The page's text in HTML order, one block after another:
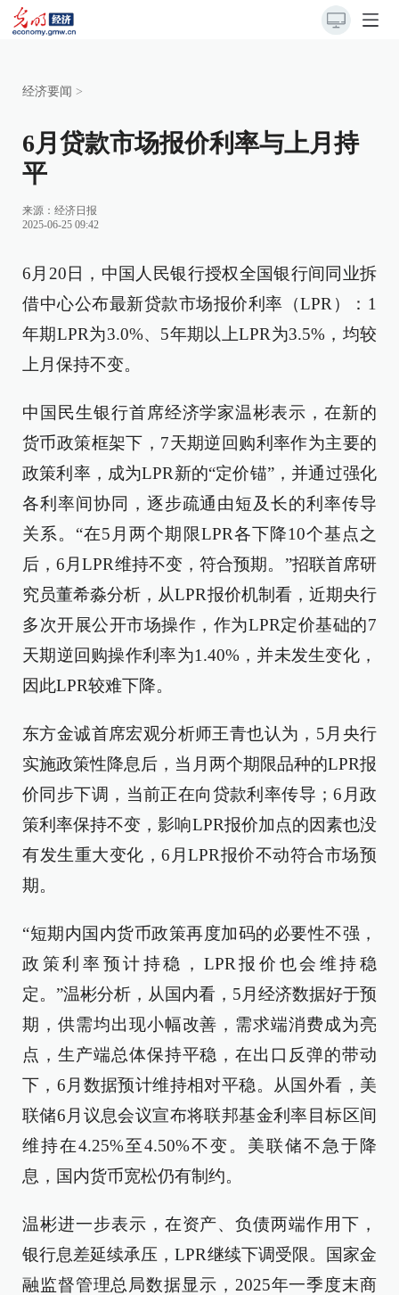
经济要闻 >
6月贷款市场报价利率与上月持
平
来源： 经济日报
2025-06-25 09:42
6月20日，中国人民银行授权全国银行间同业拆
借中心公布最新贷款市场报价利率（LPR）：1
年期LPR为3.0%、5年期以上LPR为3.5%，均较
上月保持不变。
中国民生银行首席经济学家温彬表示，在新的
货币政策框架下，7天期逆回购利率作为主要的
政策利率，成为LPR新的“定价锚”，并通过强化
各利率间协同，逐步疏通由短及长的利率传导
关系。“在5月两个期限LPR各下降10个基点之
后，6月LPR维持不变，符合预期。”招联首席研
究员董希淼分析，从LPR报价机制看，近期央行
多次开展公开市场操作，作为LPR定价基础的7
天期逆回购操作利率为1.40%，并未发生变化，
因此LPR较难下降。
东方金诚首席宏观分析师王青也认为，5月央行
实施政策性降息后，当月两个期限品种的LPR报
价同步下调，当前正在向贷款利率传导；6月政
策利率保持不变，影响LPR报价加点的因素也没
有发生重大变化，6月LPR报价不动符合市场预
期。
“短期内国内货币政策再度加码的必要性不强，
政策利率预计持稳，LPR报价也会维持稳
定。”温彬分析，从国内看，5月经济数据好于预
期，供需均出现小幅改善，需求端消费成为亮
点，生产端总体保持平稳，在出口反弹的带动
下，6月数据预计维持相对平稳。从国外看，美
联储6月议息会议宣布将联邦基金利率目标区间
维持在4.25%至4.50%不变。美联储不急于降
息，国内货币宽松仍有制约。
温彬进一步表示，在资产、负债两端作用下，
银行息差延续承压，LPR继续下调受限。国家金
融监督管理总局数据显示，2025年一季度末商